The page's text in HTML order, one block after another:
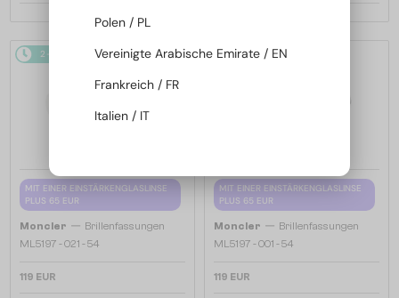
2-4 WERKTAGE
MIT EINER EINSTÄRKENGLASLINSE
PLUS 65 EUR
Moncler — Brillenfassungen
ML5197 - 021 - 54
119 EUR
2-4 WERKTAGE
MIT EINER EINSTÄRKENGLASLINSE
PLUS 65 EUR
Moncler — Brillenfassungen
ML5197 - 001 - 54
119 EUR
Polen / PL
Vereinigte Arabische Emirate / EN
Frankreich / FR
Italien / IT